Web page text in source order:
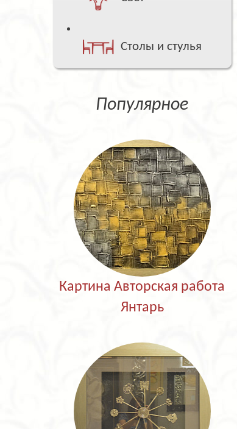
Столы и стулья
Популярное
Картина Авторская работа
Янтарь